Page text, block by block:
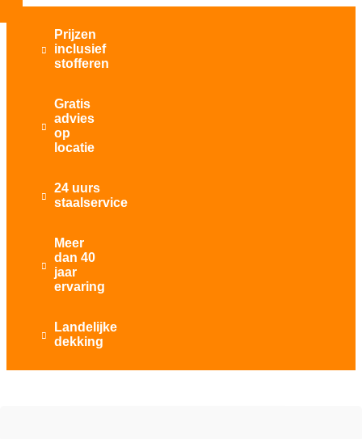

Prijzen
inclusief
stofferen

Gratis
advies
op
locatie

24 uurs
staalservice

Meer
dan 40
jaar
ervaring

Landelijke
dekking